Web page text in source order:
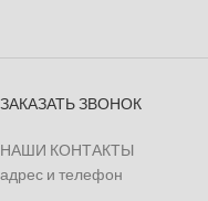
ЗАКАЗАТЬ ЗВОНОК
НАШИ КОНТАКТЫ
адрес и телефон